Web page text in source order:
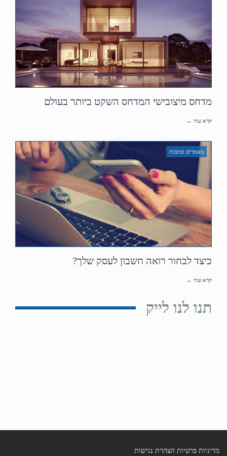
מדחס מיצובישי המדחס השקט ביותר בעולם
קרא עוד ←
מאמרים וכתבות
כיצד לבחור רואה חשבון לעסק שלך?
קרא עוד ←
תנו לנו לייק
מדיניות פרטיות הצהרת נגישות